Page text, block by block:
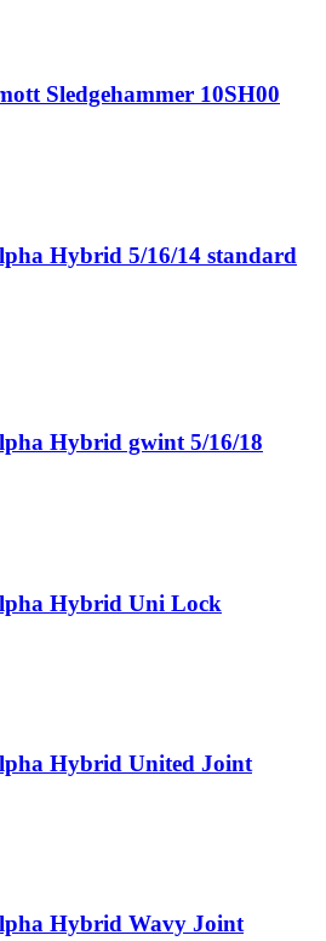
Sledgehammer 10SH00
Hybrid 5/16/14 standard
Hybrid gwint 5/16/18
Hybrid Uni Lock
Hybrid United Joint
Hybrid Wavy Joint